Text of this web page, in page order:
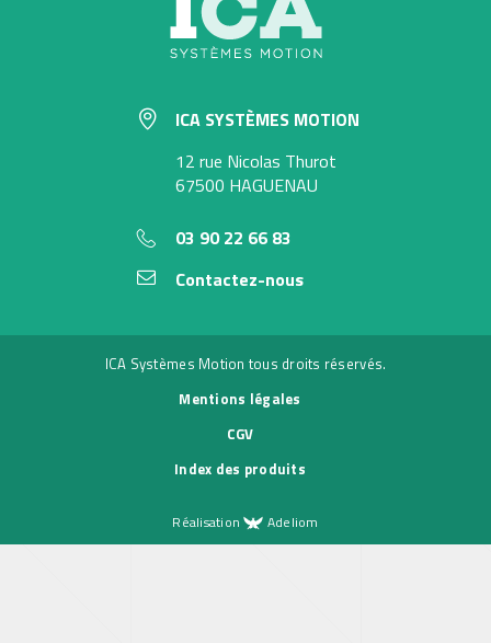
ICA SYSTÈMES MOTION
12 rue Nicolas Thurot
67500 HAGUENAU
03 90 22 66 83
Contactez-nous
ICA Systèmes Motion tous droits réservés.
Mentions légales
CGV
Index des produits
Réalisation Adeliom